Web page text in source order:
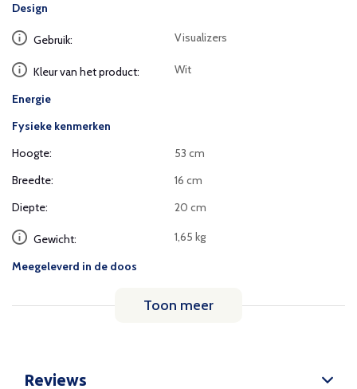
Design
Gebruik: Visualizers
Kleur van het product: Wit
Energie
Fysieke kenmerken
Hoogte:
53 cm
Breedte:
16 cm
Diepte:
20 cm
Gewicht: 1,65 kg
Meegeleverd in de doos
Toon meer
Reviews